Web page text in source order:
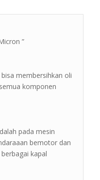
”
membersihkan oli
komponen
pada mesin
bemotor dan
kapal